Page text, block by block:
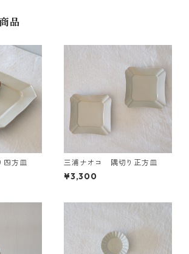
品
四方皿 三浦ナオコ 隅切り正方皿
¥3,300